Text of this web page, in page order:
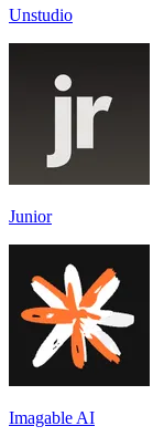
Unstudio
Junior
Imagable AI